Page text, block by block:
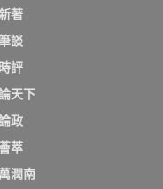
著
談
評
天下
政
萃
潤南